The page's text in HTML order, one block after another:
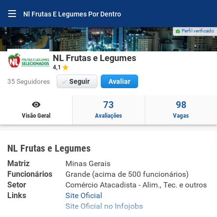
Nl Frutas E Legumes Por Dentro
Perfil verificado
NL Frutas e Legumes
4,1
35 Seguidores Seguir Avaliar
Visão Geral
73
Avaliações
98
Vagas
NL Frutas e Legumes
Matriz
Minas Gerais
Funcionários
Grande (acima de 500 funcionários)
Setor
Comércio Atacadista - Alim., Tec. e outros
Links
Site Oficial
Site Oficial no Infojobs